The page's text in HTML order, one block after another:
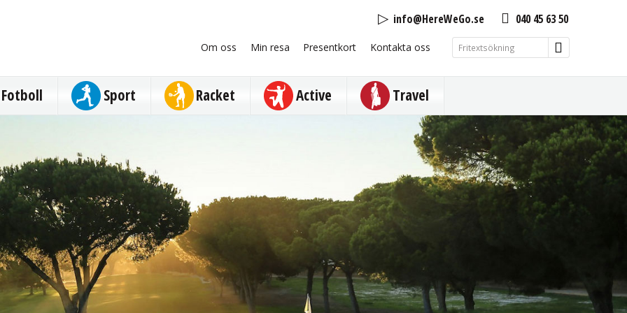
040 45 63 50
info@HereWeGo.se
Om oss Min resa Presentkort Kontakta oss
Fotboll Sport Racket Active Travel